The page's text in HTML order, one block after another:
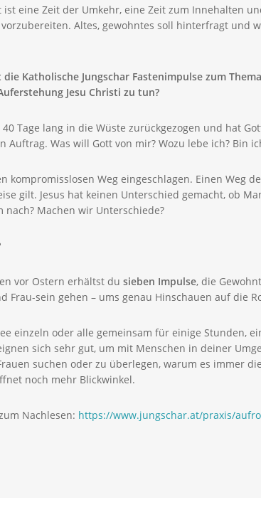
ist eine Zeit der Umkehr, eine Zeit zum Innehalten
Altes, gewohntes soll hinterfragt und
Katholische Jungschar Fastenimpulse zum
Jesu Christi zu tun?
40 Tage lang in die Wüste zurückgezogen und hat
Auftrag. Was will Gott von mir? Wozu lebe ich? Bin
kompromisslosen Weg eingeschlagen. Einen
gilt. Jesus hat keinen Unterschied gemacht, ob
nach? Machen wir Unterschiede?
vor Ostern erhältst du sieben Impulse, die
Frau-sein gehen – ums genau Hinschauen auf die
einzeln oder alle gemeinsam für einige Stunden,
sich sehr gut, um mit Menschen in deiner
suchen oder zu überlegen, warum es immer
noch mehr Blickwinkel.
Nachlesen: https://www.jungschar.at/praxis/